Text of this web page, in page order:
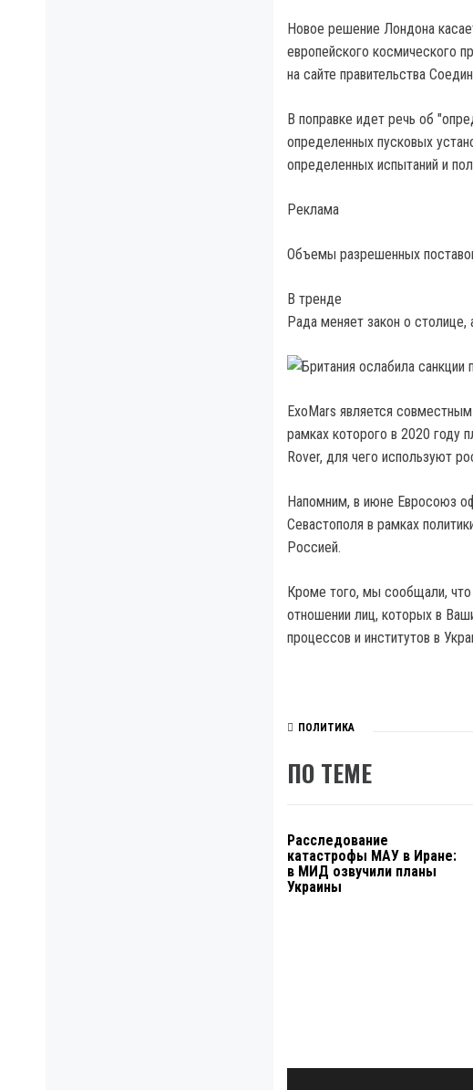
Новое решение Лондона
европейского космического
на сайте правительства
В поправке идет речь об
определенных пусковых
определенных испытаний и
Реклама
Объемы разрешенных
В тренде
Рада меняет закон о
ExoMars является
рамках которого в 2020 году
Rover, для чего используют
Напомним, в июне Евросоюз
Севастополя в рамках
Россией.
Кроме того, мы сообщали,
отношении лиц, которых в
процессов и институтов в
ПОЛИТИКА
ПО ТЕМЕ
Расследование
катастрофы МАУ в Иране:
в МИД озвучили планы
Украины
Навигация